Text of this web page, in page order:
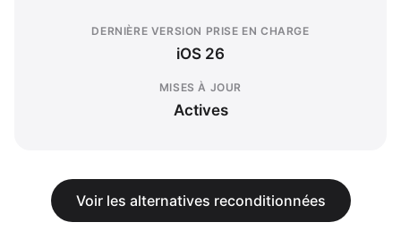
DERNIÈRE VERSION PRISE EN CHARGE
iOS 26
MISES À JOUR
Actives
Voir les alternatives reconditionnées